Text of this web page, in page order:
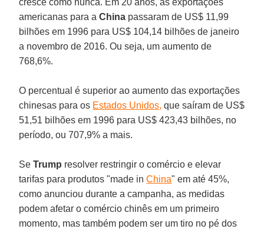
americanas para aChina passaram de US$ 11,99
bilhões em 1996 para US$ 104,14 bilhões de janeiro
a novembro de 2016. Ou seja, um aumento de
768,6%.
O percentual é superior ao aumento das exportações
chinesas para os Estados Unidos, que saíram de US$
51,51 bilhões em 1996 para US$ 423,43 bilhões, no
período, ou 707,9% a mais.
SeTrump resolver restringir o comércio e elevar
tarifas para produtos "made inChina" em até 45%,
como anunciou durante a campanha, as medidas
podem afetar o comércio chinês em um primeiro
momento, mas também podem ser um tiro no pé dos